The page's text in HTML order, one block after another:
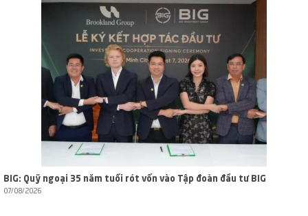
BIG: Quỹ ngoại 35 năm tuổi rót vốn vào Tập đoàn đầu tư BIG
07/08/2026